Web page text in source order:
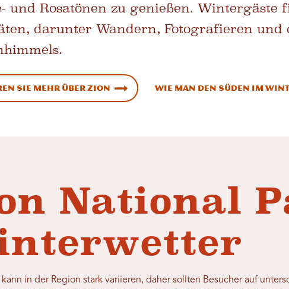
und Rosatönen zu genießen. Wintergäste
darunter Wandern, Fotografieren und
Sie mehr über Zion Wie man den Süden im
National
kann in der Region stark variieren, daher sollten Besucher auf